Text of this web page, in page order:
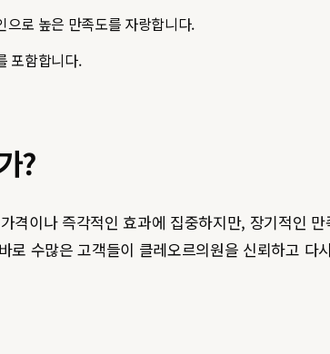
로 높은 만족도를 자랑합니다.
포함합니다.
?
격이나 즉각적인 효과에 집중하지만, 장기적인
수많은 고객들이 클레오르의원을 신뢰하고 다